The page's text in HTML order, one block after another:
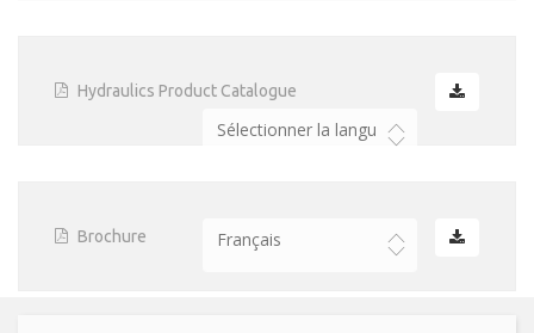
Hydraulics Product Catalogue
Sélectionner la langue
Brochure Français